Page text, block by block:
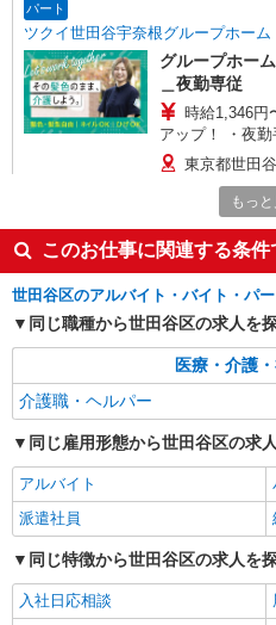
パート
ツクイ世田谷宇奈根グループホーム
グループホー
＿夜勤専従
時給1,346円〜1,577円 ★
アップ！ ・夜
手当:120円/時
る
東京都世田
パート
ツクイ・サンシャイン成城（有料老
有料老人ホー
ー）
時給1,400円〜1,599円 ★
当:120円/時給
パート
ツクイ世田谷明大前（訪問介護）
訪問介護 ホー
時給1,490円〜2,470円 ★
もっ
このお仕事に関連する条件
世田谷区のアルバイト・バイト・パ
同じ職種から世田谷区の求人を
医療・介護
介護職・ヘルパー
同じ雇用形態から世田谷区の求
アルバイト
派遣社員
同じ特徴から世田谷区の求人を
入社日応相談